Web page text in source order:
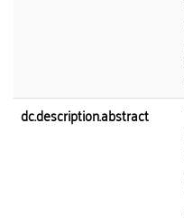
dc.description.abstract